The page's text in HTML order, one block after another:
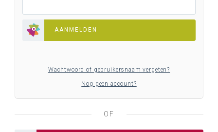
AANMELDEN
Wachtwoord of gebruikersnaam vergeten?
Nog geen account?
OF